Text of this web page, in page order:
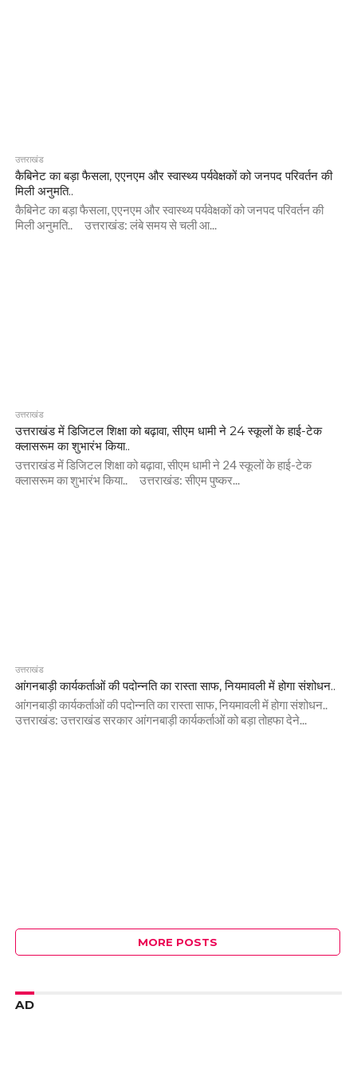
उत्तराखंड
कैबिनेट का बड़ा फैसला, एएनएम और स्वास्थ्य पर्यवेक्षकों को जनपद परिवर्तन की
मिली अनुमति..
कैबिनेट का बड़ा फैसला, एएनएम और स्वास्थ्य पर्यवेक्षकों को जनपद परिवर्तन की
मिली अनुमति.. उत्तराखंड: लंबे समय से चली आ...
उत्तराखंड
उत्तराखंड में डिजिटल शिक्षा को बढ़ावा, सीएम धामी ने 24 स्कूलों के हाई-टेक
क्लासरूम का शुभारंभ किया..
उत्तराखंड में डिजिटल शिक्षा को बढ़ावा, सीएम धामी ने 24 स्कूलों के हाई-टेक
क्लासरूम का शुभारंभ किया.. उत्तराखंड: सीएम पुष्कर...
उत्तराखंड
आंगनबाड़ी कार्यकर्ताओं की पदोन्नति का रास्ता साफ, नियमावली में होगा संशोधन..
आंगनबाड़ी कार्यकर्ताओं की पदोन्नति का रास्ता साफ, नियमावली में होगा संशोधन..
उत्तराखंड: उत्तराखंड सरकार आंगनबाड़ी कार्यकर्ताओं को बड़ा तोहफा देने...
MORE POSTS
AD